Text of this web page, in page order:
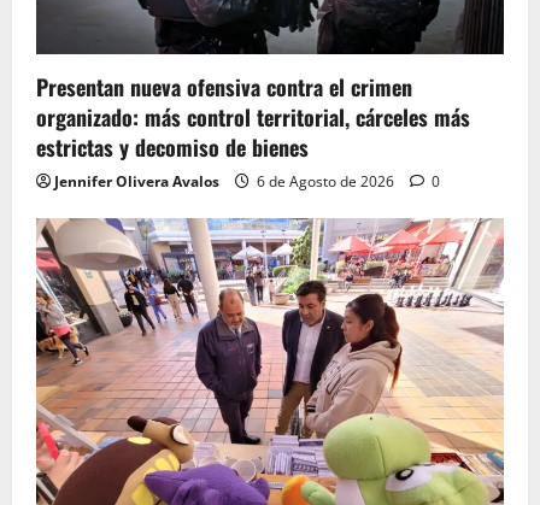
Presentan nueva ofensiva contra el crimen
organizado: más control territorial, cárceles más
estrictas y decomiso de bienes
Jennifer Olivera Avalos 6 de Agosto de 2026 0